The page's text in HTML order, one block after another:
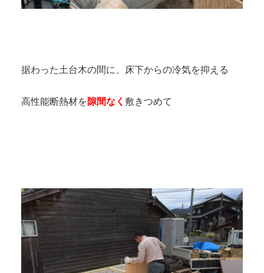
据わった土台木の間に、床下からの冷気を抑える
高性能断熱材を隙間なく 敷きつめて